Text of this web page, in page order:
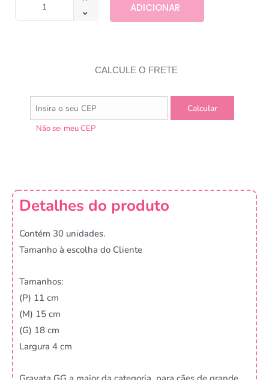
ADICIONAR
CALCULE O FRETE
Não sei meu CEP
Detalhes do produto
Contém 30 unidades.
Tamanho à escolha do Cliente
Tamanhos:
(P) 11 cm
(M) 15 cm
(G) 18 cm
Largura 4 cm